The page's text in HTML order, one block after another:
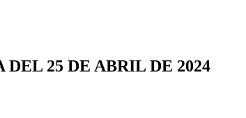
25 DE ABRIL DE 2024